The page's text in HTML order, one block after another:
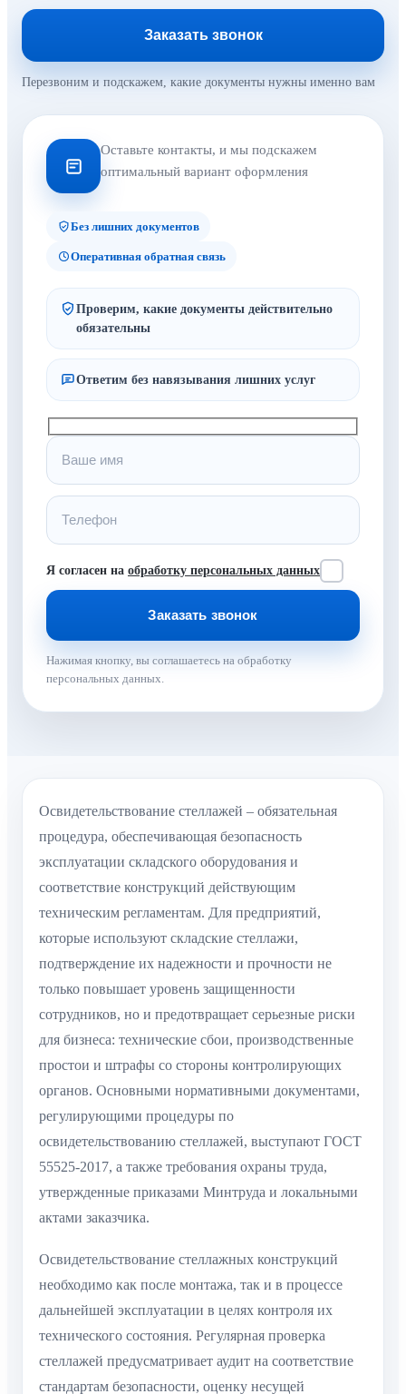
Заказать звонок
Перезвоним и подскажем, какие документы нужны именно вам
Оставьте контакты, и мы подскажем
оптимальный вариант оформления
Без лишних документов
Оперативная обратная связь
Проверим, какие документы действительно
обязательны
Ответим без навязывания лишних услуг
Я согласен на обработку персональных данных
Нажимая кнопку, вы соглашаетесь на обработку
персональных данных.
Освидетельствование стеллажей – обязательная
процедура, обеспечивающая безопасность
эксплуатации складского оборудования и
соответствие конструкций действующим
техническим регламентам. Для предприятий,
которые используют складские стеллажи,
подтверждение их надежности и прочности не
только повышает уровень защищенности
сотрудников, но и предотвращает серьезные риски
для бизнеса: технические сбои, производственные
простои и штрафы со стороны контролирующих
органов. Основными нормативными документами,
регулирующими процедуры по
освидетельствованию стеллажей, выступают ГОСТ
55525-2017, а также требования охраны труда,
утвержденные приказами Минтруда и локальными
актами заказчика.
Освидетельствование стеллажных конструкций
необходимо как после монтажа, так и в процессе
дальнейшей эксплуатации в целях контроля их
технического состояния. Регулярная проверка
стеллажей предусматривает аудит на соответствие
стандартам безопасности, оценку несущей